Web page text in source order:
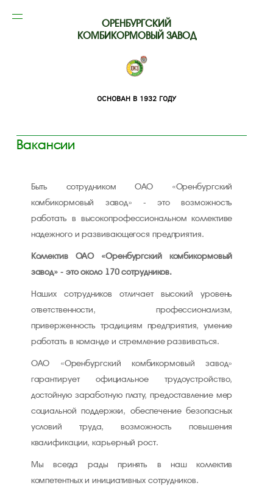
ОРЕНБУРГСКИЙ
КОМБИКОРМОВЫЙ ЗАВОД
ОСНОВАН В 1932 ГОДУ
Вакансии
Быть сотрудником ОАО «Оренбургский
комбикормовый завод» - это возможность
работать в высокопрофессиональном коллективе
надежного и развивающегося предприятия.
Коллектив ОАО «Оренбургский комбикормовый
завод» - это около 170 сотрудников.
Наших сотрудников отличает высокий уровень
ответственности, профессионализм,
приверженность традициям предприятия, умение
работать в команде и стремление развиваться.
ОАО «Оренбургский комбикормовый завод»
гарантирует официальное трудоустройство,
достойную заработную плату, предоставление мер
социальной поддержки, обеспечение безопасных
условий труда, возможность повышения
квалификации, карьерный рост.
Мы всегда рады принять в наш коллектив
компетентных и инициативных сотрудников.